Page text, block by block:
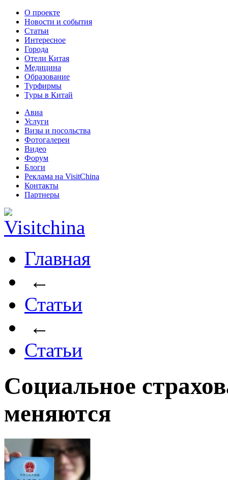
О проекте
Новости и события
Статьи
Интересное
Города
Отели Китая
Медицина
Образование
Турфирмы
Туры в Китай
Авиа
Услуги
Визы и посольства
Фотогалереи
Видео
Форум
Блоги
Реклама на VisitChina
Контакты
Партнеры
Главная
←
Статьи
←
Статьи
Социальное
меняются